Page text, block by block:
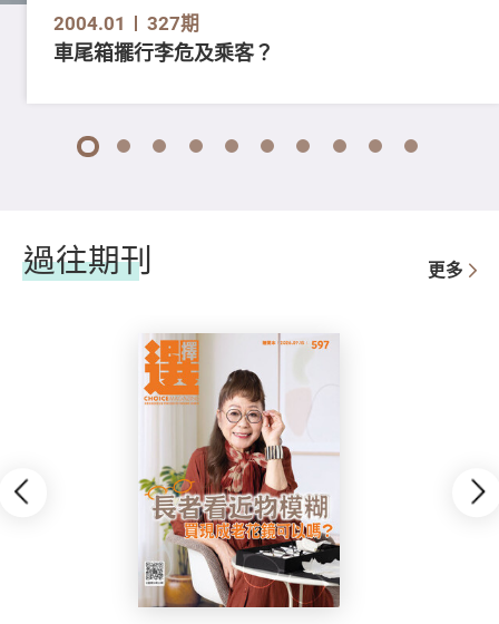
2004.01 327期
車尾箱擺行李危及乘客？
1 2 3 4 5 6 7 8 9 10
過往期刊 更多